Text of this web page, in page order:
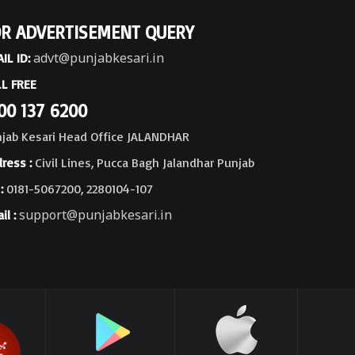
ADVERTISEMENT QUERY
ID: advt@punjabkesari.in
FREE
137 6200
Kesari Head Office JALANDHAR
:Civil Lines, Pucca Bagh Jalandhar Punjab
0181-5067200, 2280104-107
: support@punjabkesari.in